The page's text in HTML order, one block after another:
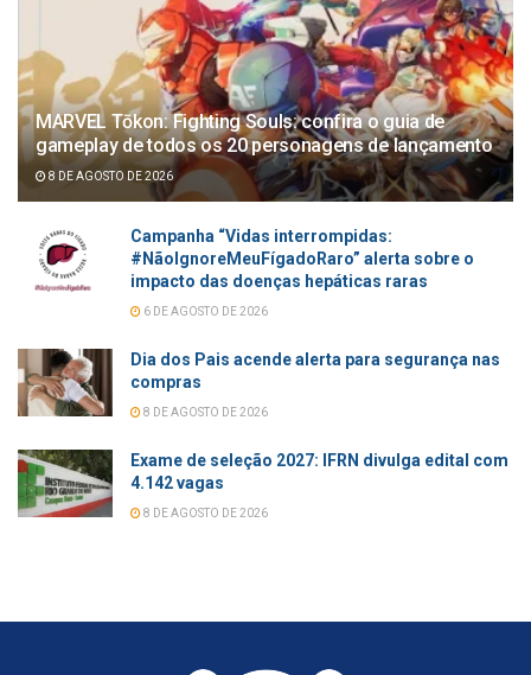
MARVEL Tōkon: Fighting Souls: confira o guia de
gameplay de todos os 20 personagens de lançamento
8 DE AGOSTO DE 2026
Campanha “Vidas interrompidas:
#NãoIgnoreMeuFígadoRaro” alerta sobre o
impacto das doenças hepáticas raras
6 DE AGOSTO DE 2026
Dia dos Pais acende alerta para segurança nas
compras
8 DE AGOSTO DE 2026
Exame de seleção 2027: IFRN divulga edital com
4.142 vagas
8 DE AGOSTO DE 2026